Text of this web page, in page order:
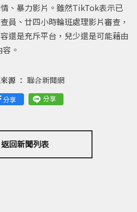
、暴力影片。雖然TikTok表示已
員、廿四小時輪班處理影片審查，
還是充斥平台，兒少還是可能藉由
。
分享 分享
源 ： 聯合新聞網
返回新聞列表